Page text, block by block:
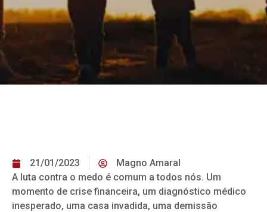
21/01/2023
Magno Amaral
A luta contra o medo é comum a todos nós. Um
momento de crise financeira, um diagnóstico médico
inesperado, uma casa invadida, uma demissão